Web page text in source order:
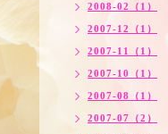
2008-02（1）
2007-12（1）
2007-11（1）
2007-10（1）
2007-08（1）
2007-07（2）